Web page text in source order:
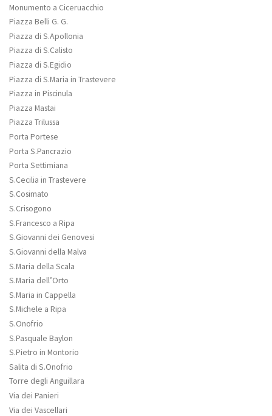
Monumento a Ciceruacchio
Piazza Belli G. G.
Piazza di S.Apollonia
Piazza di S.Calisto
Piazza di S.Egidio
Piazza di S.Maria in Trastevere
Piazza in Piscinula
Piazza Mastai
Piazza Trilussa
Porta Portese
Porta S.Pancrazio
Porta Settimiana
S.Cecilia in Trastevere
S.Cosimato
S.Crisogono
S.Francesco a Ripa
S.Giovanni dei Genovesi
S.Giovanni della Malva
S.Maria della Scala
S.Maria dell’Orto
S.Maria in Cappella
S.Michele a Ripa
S.Onofrio
S.Pasquale Baylon
S.Pietro in Montorio
Salita di S.Onofrio
Torre degli Anguillara
Via dei Panieri
Via dei Vascellari